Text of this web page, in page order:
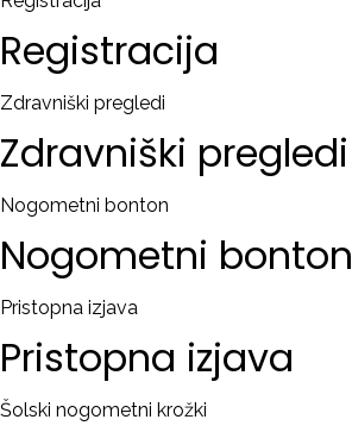
Registracija
Zdravniški pregledi
Zdravniški pregledi
Nogometni bonton
Nogometni bonton
Pristopna izjava
Pristopna izjava
Šolski nogometni krožki